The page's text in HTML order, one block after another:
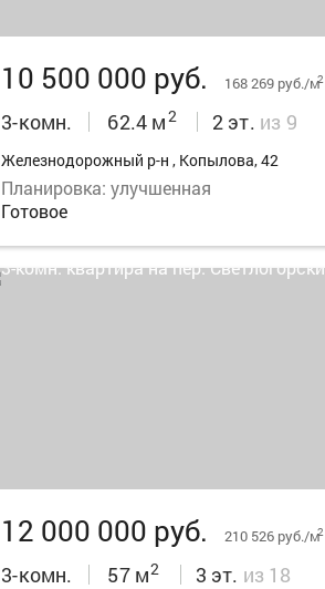
10 500 000 руб. 168 269 руб./м2
3-комн. 62.4 м2 2 эт. из 9
Железнодорожный р-н , Копылова, 42
Планировка: улучшенная
Готовое
12 000 000 руб. 210 526 руб./м2
3-комн. 57 м2 3 эт. из 18